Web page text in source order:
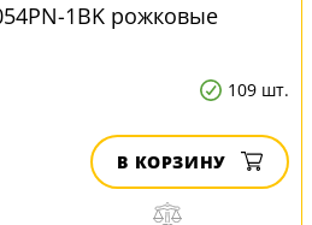
1BK рожковые
109 шт.
В КОРЗИНУ